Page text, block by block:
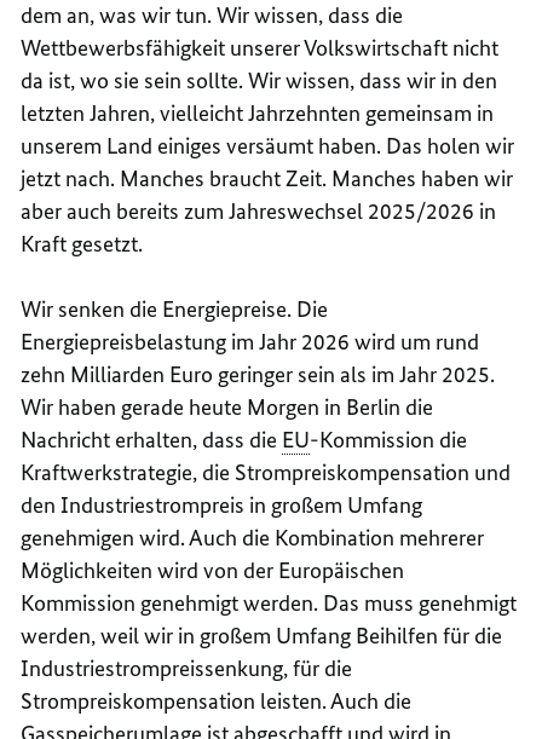
dem an, was wir tun. Wir wissen, dass die
Wettbewerbsfähigkeit unserer Volkswirtschaft nicht
da ist, wo sie sein sollte. Wir wissen, dass wir in den
letzten Jahren, vielleicht Jahrzehnten gemeinsam in
unserem Land einiges versäumt haben. Das holen wir
jetzt nach. Manches braucht Zeit. Manches haben wir
aber auch bereits zum Jahreswechsel 2025/2026 in
Kraft gesetzt.
Wir senken die Energiepreise. Die
Energiepreisbelastung im Jahr 2026 wird um rund
zehn Milliarden Euro geringer sein als im Jahr 2025.
Wir haben gerade heute Morgen in Berlin die
Nachricht erhalten, dass die EU-Kommission die
Kraftwerkstrategie, die Strompreiskompensation und
den Industriestrompreis in großem Umfang
genehmigen wird. Auch die Kombination mehrerer
Möglichkeiten wird von der Europäischen
Kommission genehmigt werden. Das muss genehmigt
werden, weil wir in großem Umfang Beihilfen für die
Industriestrompreissenkung, für die
Strompreiskompensation leisten. Auch die